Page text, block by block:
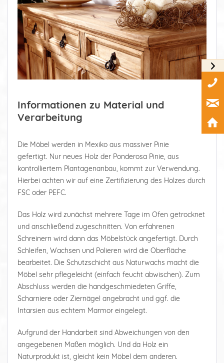
Informationen zu Material und
Verarbeitung
Die Möbel werden in Mexiko aus massiver Pinie
gefertigt. Nur neues Holz der Ponderosa Pinie, aus
kontrolliertem Plantagenanbau, kommt zur Verwendung.
Hierbei achten wir auf eine Zertifizierung des Holzes durch
FSC oder PEFC.
Das Holz wird zunächst mehrere Tage im Ofen getrocknet
und anschließend zugeschnitten. Von erfahrenen
Schreinern wird dann das Möbelstück angefertigt. Durch
Schleifen, Wachsen und Polieren wird die Oberfläche
bearbeitet. Die Schutzschicht aus Naturwachs macht die
Möbel sehr pflegeleicht (einfach feucht abwischen). Zum
Abschluss werden die handgeschmiedeten Griffe,
Scharniere oder Ziernägel angebracht und ggf. die
Intarsien aus echtem Marmor eingelegt.
Aufgrund der Handarbeit sind Abweichungen von den
angegebenen Maßen möglich. Und da Holz ein
Naturprodukt ist, gleicht kein Möbel dem anderen.